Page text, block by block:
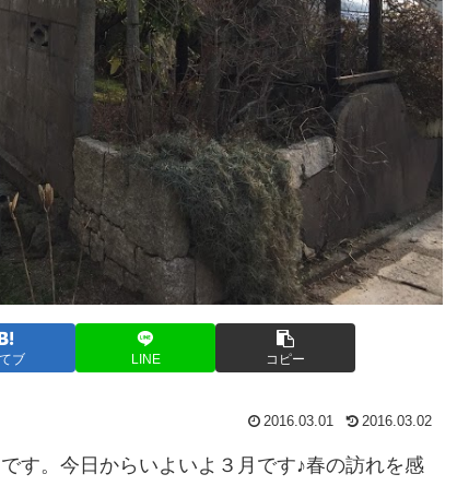
ブ LINE コピー
2016.03.01 2016.03.02
す。今日からいよいよ３月です♪春の訪れを感